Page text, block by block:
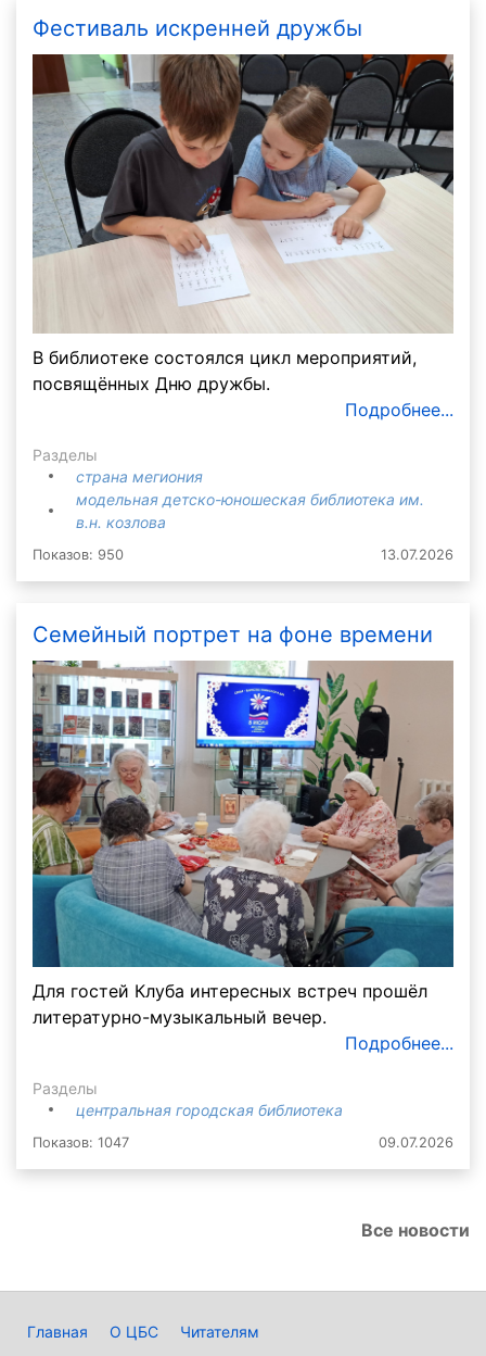
Фестиваль искренней дружбы
В библиотеке состоялся цикл мероприятий,
посвящённых Дню дружбы.
Подробнее...
Разделы
страна мегиония
модельная детско-юношеская библиотека им.
в.н. козлова
Показов: 950 13.07.2026
Семейный портрет на фоне времени
Для гостей Клуба интересных встреч прошёл
литературно-музыкальный вечер.
Подробнее...
Разделы
центральная городская библиотека
Показов: 1047 09.07.2026
Все новости
Главная О ЦБС Читателям